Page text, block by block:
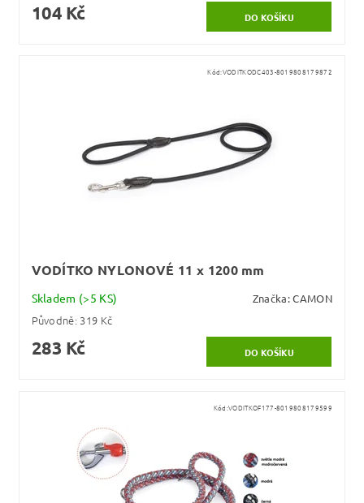
104 Kč
Kód:VODITKODC403-8019808179872
VODÍTKO NYLONOVÉ 11 x 1200 mm
Skladem (>5 KS) Značka:CAMON
Původně: 319 Kč
283 Kč
Kód:VODITKOF177-8019808179599